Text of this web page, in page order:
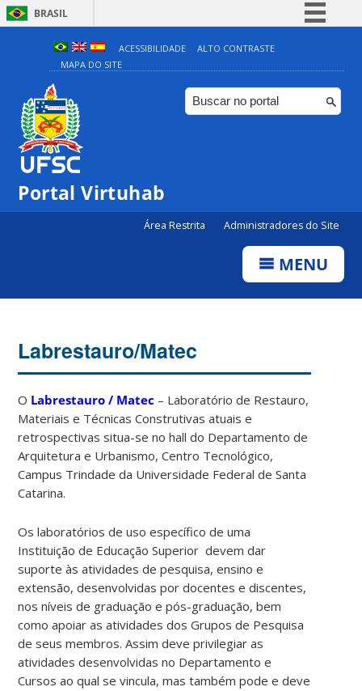
BRASIL
Simplifique!
Comunica BR
Participe
ACESSIBILIDADE
ALTO CONTRASTE
MAPA DO SITE
Portal Virtuhab
Área Restrita Administradores do Site
MENU
Labrestauro/Matec
O Labrestauro / Matec – Laboratório de Restauro,
Materiais e Técnicas Construtivas atuais e
retrospectivas situa-se no hall do Departamento de
Arquitetura e Urbanismo, Centro Tecnológico,
Campus Trindade da Universidade Federal de Santa
Catarina.
Os laboratórios de uso específico de uma
Instituição de Educação Superior devem dar
suporte às atividades de pesquisa, ensino e
extensão, desenvolvidas por docentes e discentes,
nos níveis de graduação e pós-graduação, bem
como apoiar as atividades dos Grupos de Pesquisa
de seus membros. Assim deve privilegiar as
atividades desenvolvidas no Departamento e
Cursos ao qual se vincula, mas também pode e deve